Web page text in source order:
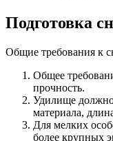
Подготовка
Общие требования к
Общее
прочность.
Удилище должно
материала,
Для мелких
более крупных